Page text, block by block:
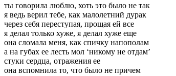
ты говорила люблю, хоть это было не так
я ведь верил тебе, как малолетний дурак
через себя переступая, прощая ей все
я делал только хуже, я делал хуже еще
она сломала меня, как спичку напополам
а на губах ее лесть мол ‘никому не отдам’
стуки сердца, отражения ее
она вспомнила то, что было не причем